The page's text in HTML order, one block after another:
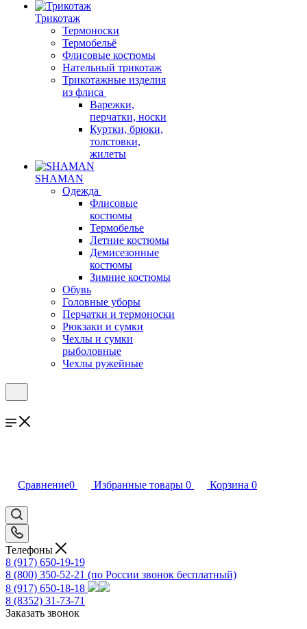
Трикотаж
Термоноски
Термобельё
Флисовые костюмы
Нательный трикотаж
Трикотажные изделия
из флиса
Варежки,
перчатки, носки
Куртки, брюки,
толстовки,
жилеты
SHAMAN
Одежда
Флисовые
костюмы
Термобелье
Летние костюмы
Демисезонные
костюмы
Зимние костюмы
Обувь
Головные уборы
Перчатки и термоноски
Рюкзаки и сумки
Чехлы и сумки
рыболовные
Чехлы ружейные
Сравнение0 Избранные товары 0 Корзина 0
Телефоны
8 (917) 650-19-19
8 (800) 350-52-21 (по России звонок бесплатный)
8 (917) 650-18-18
8 (8352) 31-73-71
Заказать звонок